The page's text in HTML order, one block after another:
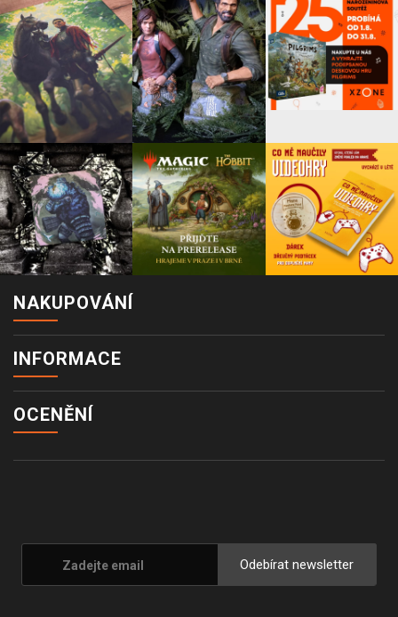
NAKUPOVÁNÍ
INFORMACE
OCENĚNÍ
Odebírat newsletter